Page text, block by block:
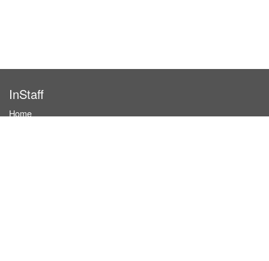
InStaff
Home